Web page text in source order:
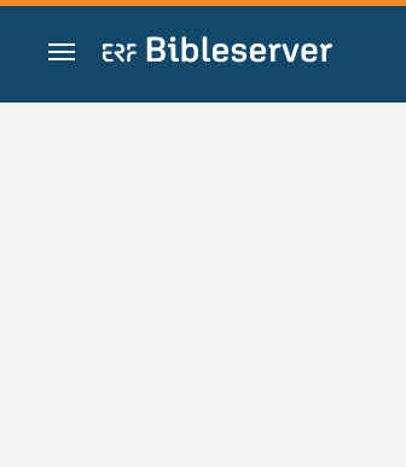
Zum Inhalt springen